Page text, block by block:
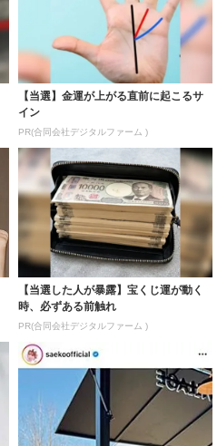
【当選】金運が上がる直前に起こるサ
イン
PR(合同会社デジタルファーム )
【当選した人が暴露】宝くじ運が動く
時、必ずある前触れ
PR(合同会社デジタルファーム )